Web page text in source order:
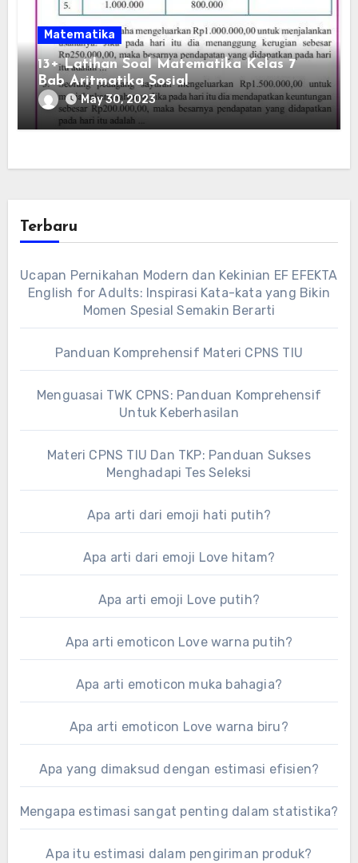
Matematika
13+ Latihan Soal Matematika Kelas 7
Bab Aritmatika Sosial
May 30, 2023
Terbaru
Ucapan Pernikahan Modern dan Kekinian EF EFEKTA
English for Adults: Inspirasi Kata-kata yang Bikin
Momen Spesial Semakin Berarti
Panduan Komprehensif Materi CPNS TIU
Menguasai TWK CPNS: Panduan Komprehensif
Untuk Keberhasilan
Materi CPNS TIU Dan TKP: Panduan Sukses
Menghadapi Tes Seleksi
Apa arti dari emoji hati putih?
Apa arti dari emoji Love hitam?
Apa arti emoji Love putih?
Apa arti emoticon Love warna putih?
Apa arti emoticon muka bahagia?
Apa arti emoticon Love warna biru?
Apa yang dimaksud dengan estimasi efisien?
Mengapa estimasi sangat penting dalam statistika?
Apa itu estimasi dalam pengiriman produk?